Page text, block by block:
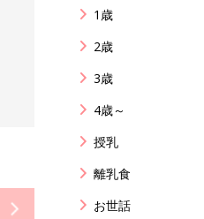
1歳
2歳
3歳
4歳～
授乳
離乳食
お世話